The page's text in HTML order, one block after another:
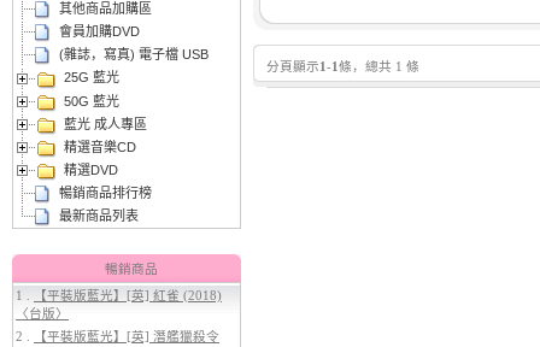
3. 【平裝版藍光】[英] 穿著PRADA
的惡魔 2 (2026)[台版字幕]
其他商品加購區
會員加購DVD
(雜誌，寫真) 電子檔 USB
25G 藍光
50G 藍光
藍光 成人專區
精選音樂CD
精選DVD
暢銷商品排行榜
最新商品列表
暢銷商品
1 .
【平裝版藍光】[英] 紅雀 (2018)
〈台版〉
2 .
【平裝版藍光】[英] 潛艦獵殺令
分頁顯示1 -1 條，總共 1 條